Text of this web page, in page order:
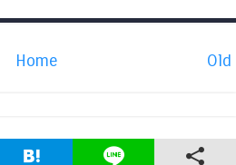
Old
Home